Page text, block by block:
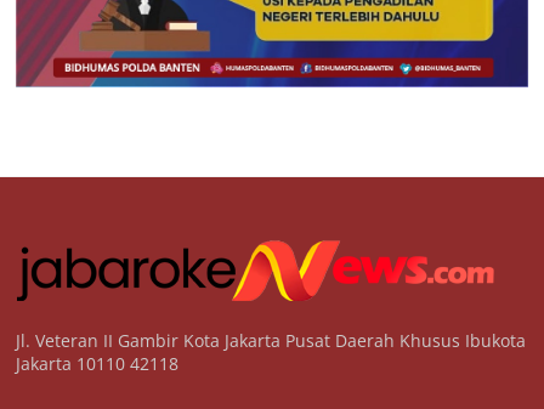
Jl. Veteran II Gambir Kota Jakarta Pusat Daerah Khusus Ibukota
Jakarta 10110 42118